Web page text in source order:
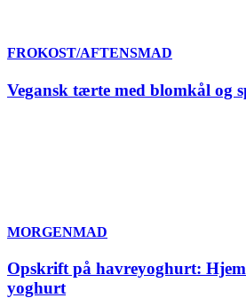
FROKOST/AFTENSMAD
Vegansk tærte med blomkål og
MORGENMAD
Opskrift på havreyoghurt:
yoghurt